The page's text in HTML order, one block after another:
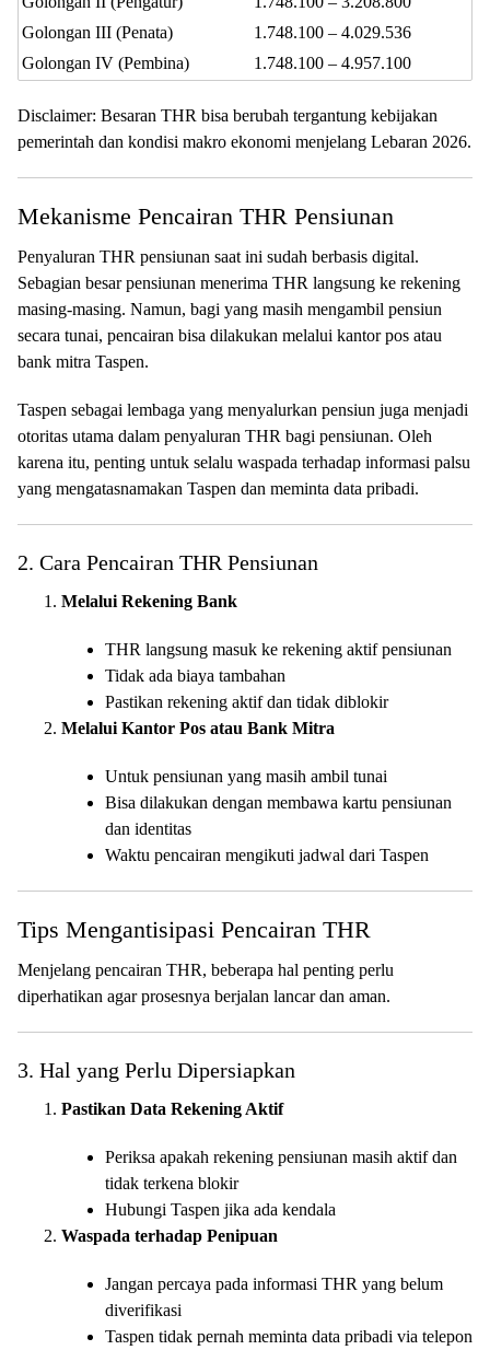
Golongan III (Penata)
1.748.100 – 4.029.536
Golongan IV (Pembina)
1.748.100 – 4.957.100
Disclaimer: Besaran THR bisa berubah tergantung kebijakan
pemerintah dan kondisi makro ekonomi menjelang Lebaran 2026.
Mekanisme Pencairan THR Pensiunan
Penyaluran THR pensiunan saat ini sudah berbasis digital.
Sebagian besar pensiunan menerima THR langsung ke rekening
masing-masing. Namun, bagi yang masih mengambil pensiun
secara tunai, pencairan bisa dilakukan melalui kantor pos atau
bank mitra Taspen.
Taspen sebagai lembaga yang menyalurkan pensiun juga menjadi
otoritas utama dalam penyaluran THR bagi pensiunan. Oleh
karena itu, penting untuk selalu waspada terhadap informasi palsu
yang mengatasnamakan Taspen dan meminta data pribadi.
2. Cara Pencairan THR Pensiunan
Melalui Rekening Bank
THR langsung masuk ke rekening aktif pensiunan
Tidak ada biaya tambahan
Pastikan rekening aktif dan tidak diblokir
Melalui Kantor Pos atau Bank Mitra
Untuk pensiunan yang masih ambil tunai
Bisa dilakukan dengan membawa kartu pensiunan
dan identitas
Waktu pencairan mengikuti jadwal dari Taspen
Tips Mengantisipasi Pencairan THR
Menjelang pencairan THR, beberapa hal penting perlu
diperhatikan agar prosesnya berjalan lancar dan aman.
3. Hal yang Perlu Dipersiapkan
Pastikan Data Rekening Aktif
Periksa apakah rekening pensiunan masih aktif dan
tidak terkena blokir
Hubungi Taspen jika ada kendala
Waspada terhadap Penipuan
Jangan percaya pada informasi THR yang belum
diverifikasi
Taspen tidak pernah meminta data pribadi via telepon